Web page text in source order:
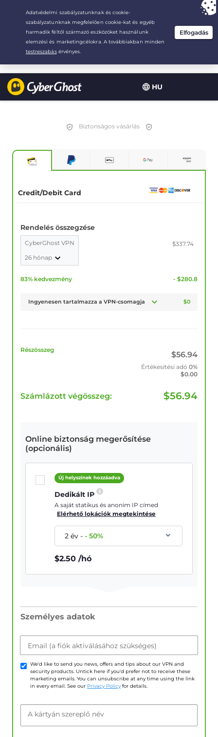
HU
Your choice:The Best Deal for 2.1666666666667-years at $
/month
Biztonságos vásárlás
Credit/Debit Card
Rendelés összegzése
CyberGhost VPN
26 hónap
$337.74
83% kedvezmény - $280.8
Ingyenesen tartalmazza a VPN-csomagja $0
Részösszeg
$56.94
Értékesítési adó 0%
$0.00
Számlázott végösszeg: $56.94
Online biztonság megerősítése
(opcionális)
Új helyszínek hozzáadva
Dedikált IP
A saját statikus és anonim IP címed
Elérhető lokációk megtekintése
2 év--50%
$2.50 /hó
Személyes adatok
Email (a fiók aktiválásához szükséges)
We'd like to send you news, offers and tips about our VPN and
security products. Untick here if you'd prefer not to receive these
marketing emails. You can unsubscribe at any time using the link
in every email. See our Privacy Policy for details.
A kártyán szereplő név